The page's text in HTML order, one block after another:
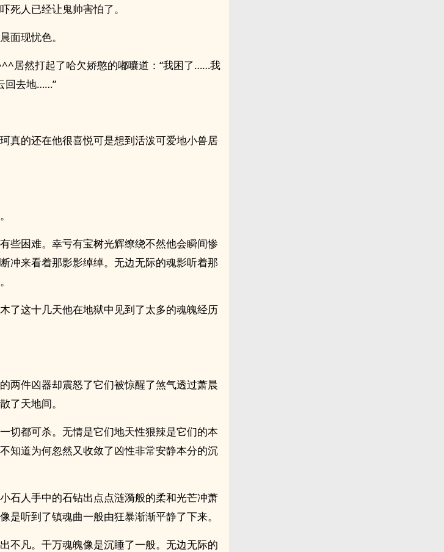
死人已经让鬼帅害怕了。
面现忧色。
居然打起了哈欠娇憨的嘟囔道：“我困了……我
回去地……”
真的还在他很喜悦可是想到活泼可爱地小兽居
些困难。幸亏有宝树光辉缭绕不然他会瞬间惨
冲来看着那影影绰绰。无边无际的魂影听着那
了这十几天他在地狱中见到了太多的魂魄经历
两件凶器却震怒了它们被惊醒了煞气透过萧晨
了天地间。
切都可杀。无情是它们地天性狠辣是它们的本
知道为何忽然又收敛了凶性非常安静本分的沉
石人手中的石钻出点点涟漪般的柔和光芒冲萧
是听到了镇魂曲一般由狂暴渐渐平静了下来。
不凡。千万魂魄像是沉睡了一般。无边无际的